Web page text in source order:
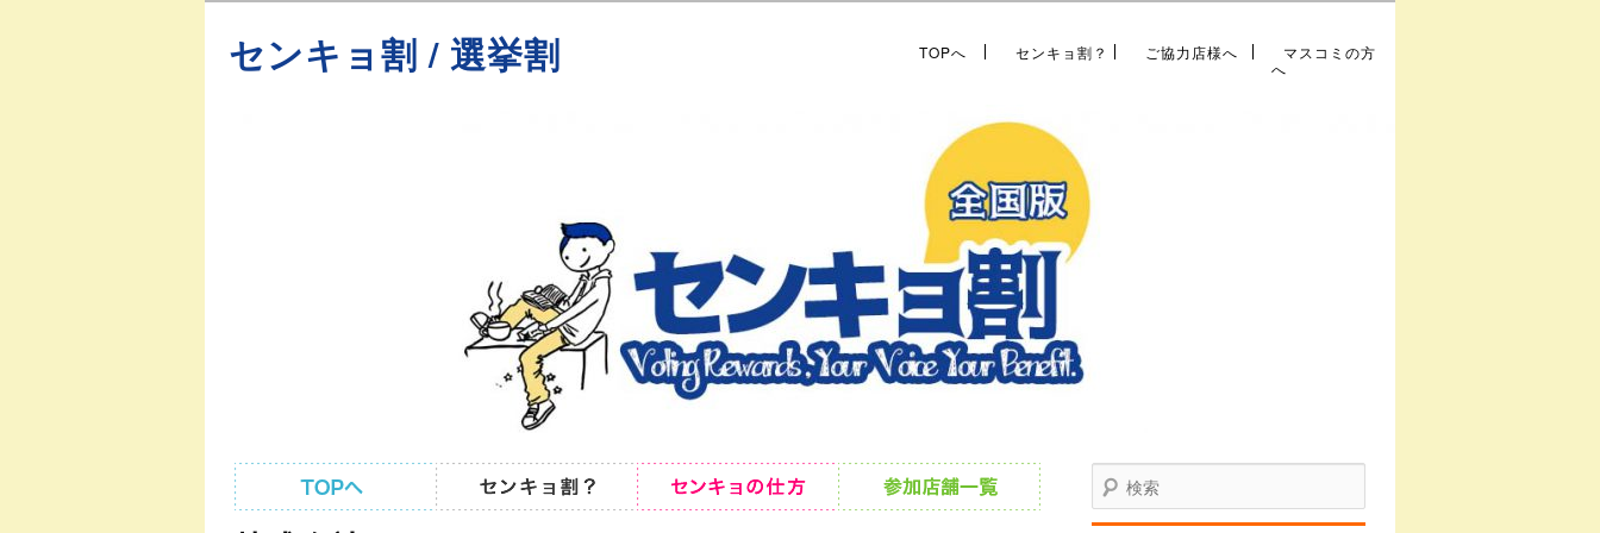
センキョ割 / 選挙割 TOPへ センキョ割？ ご協力店様へ
マスコミの方
へ